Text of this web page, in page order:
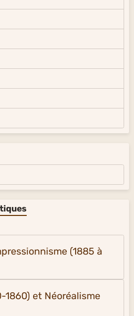
(1885 à
1860) et Néoréalisme